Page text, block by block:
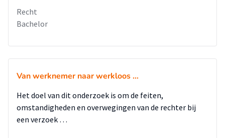
Recht
Bachelor
Van werknemer naar werkloos …
Het doel van dit onderzoek is om de feiten,
omstandigheden en overwegingen van de rechter bij
een verzoek …